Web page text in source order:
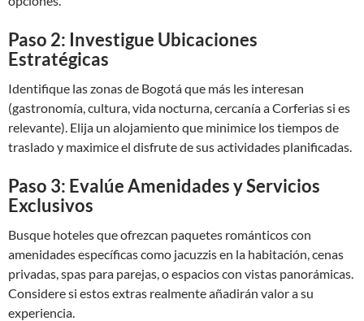
Paso 2: Investigue Ubicaciones
Estratégicas
Identifique las zonas de Bogotá que más les interesan
(gastronomía, cultura, vida nocturna, cercanía a Corferias si es
relevante). Elija un alojamiento que minimice los tiempos de
traslado y maximice el disfrute de sus actividades planificadas.
Paso 3: Evalúe Amenidades y Servicios
Exclusivos
Busque hoteles que ofrezcan paquetes románticos con
amenidades específicas como jacuzzis en la habitación, cenas
privadas, spas para parejas, o espacios con vistas panorámicas.
Considere si estos extras realmente añadirán valor a su
experiencia.